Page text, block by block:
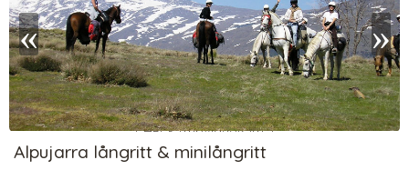
CHECK tmpVideoPath=!
Alpujarra långritt & minilångritt